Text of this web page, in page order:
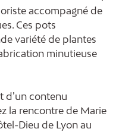
accompagné de
Ces pots
variété de plantes
minutieuse
d’un contenu
la rencontre de Marie
Dieu de Lyon au